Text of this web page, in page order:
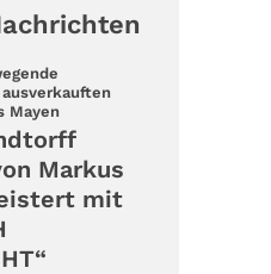
Mayen:
Markus
mit